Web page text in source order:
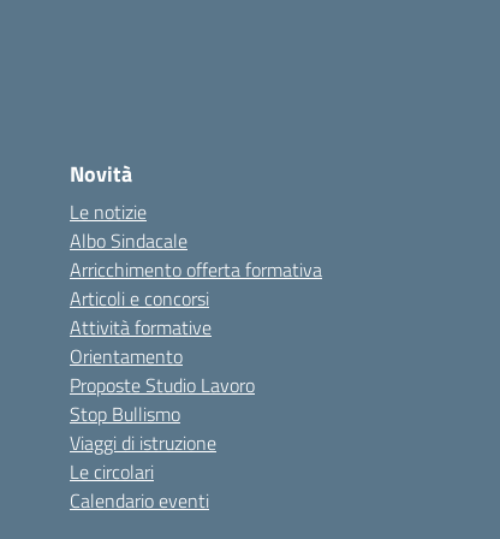
Novità
Le notizie
Albo Sindacale
Arricchimento offerta formativa
Articoli e concorsi
Attività formative
Orientamento
Proposte Studio Lavoro
Stop Bullismo
Viaggi di istruzione
Le circolari
Calendario eventi